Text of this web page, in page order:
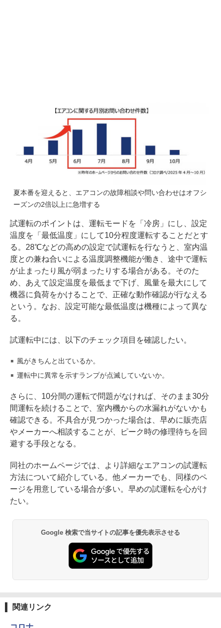
夏本番を迎えると、エアコンの故障相談や問い合わせはオフシ
ーズンの2倍以上に急増する
試運転のポイントは、運転モードを「冷房」にし、設定
温度を「最低温度」にして10分程度運転することだとす
る。28℃などの高めの設定で試運転を行なうと、室内温
度との兼ね合いによる温度調整機能が働き、途中で運転
が止まったり風が弱まったりする場合がある。そのた
め、あえて設定温度を最低まで下げ、風量を最大にして
機器に負荷をかけることで、正確な動作確認が行なえる
という。なお、設定可能な最低温度は機種によって異な
る。
試運転中には、以下のチェック項目を確認したい。
風がきちんと出ているか。
運転中に異常を示すランプが点滅していないか。
さらに、10分間の運転で問題がなければ、そのまま30分
間運転を続けることで、室内機からの水漏れがないかも
確認できる。不具合が見つかった場合は、早めに販売店
やメーカーへ相談することが、ピーク時の修理待ちを回
避する手段となる。
同社のホームページでは、より詳細なエアコンの試運転
方法について紹介している。他メーカーでも、同様のペ
ージを用意している場合が多い。早めの試運転を心がけ
たい。
Google 検索で当サイトの記事を優先表示させる
関連リンク